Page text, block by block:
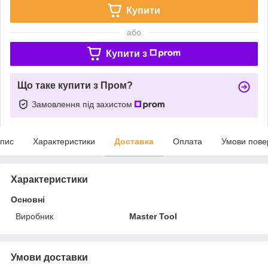
Купити
або
Купити з
Що таке купити з Пром?
Замовлення під захистом
Характеристики Доставка Оплата Умови
Характеристики
Основні
Виробник
Master Tool
Умови доставки